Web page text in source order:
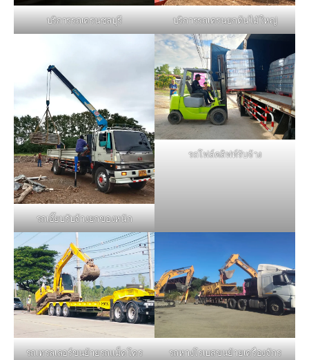
บริการรถเครนชลบุรี บริการรถเครนยกต้นไม้ใหญ่
รถเฮี๊ยบรับจ้างยกของหนัก
รถโฟล์คลิฟท์รับจ้าง
รถเทรลเลอร์ขนย้ายรถแม็คโคร รถหางโรเบสขนย้ายเครื่องจักร